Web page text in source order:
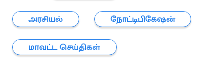
அரசியல்
நோட்டிபிகேஷன்
மாவட்ட செய்திகள்